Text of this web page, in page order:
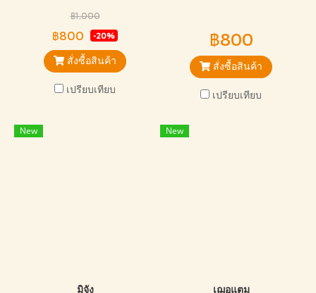
การไว้อาลัยทุกแบบ สวยงาม
อ่อนโยน
฿1,000
฿800 -20%
สั่งซื้อสินค้า
เปรียบเทียบ
ครอบผู้เสียชีวิต
฿800
สั่งซื้อสินค้า
เปรียบเทียบ
New
มิจัง
New
เฌอแตม